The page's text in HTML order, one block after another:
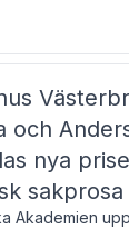
000 kronor per
är
och
nya
sakprosa
Akademien